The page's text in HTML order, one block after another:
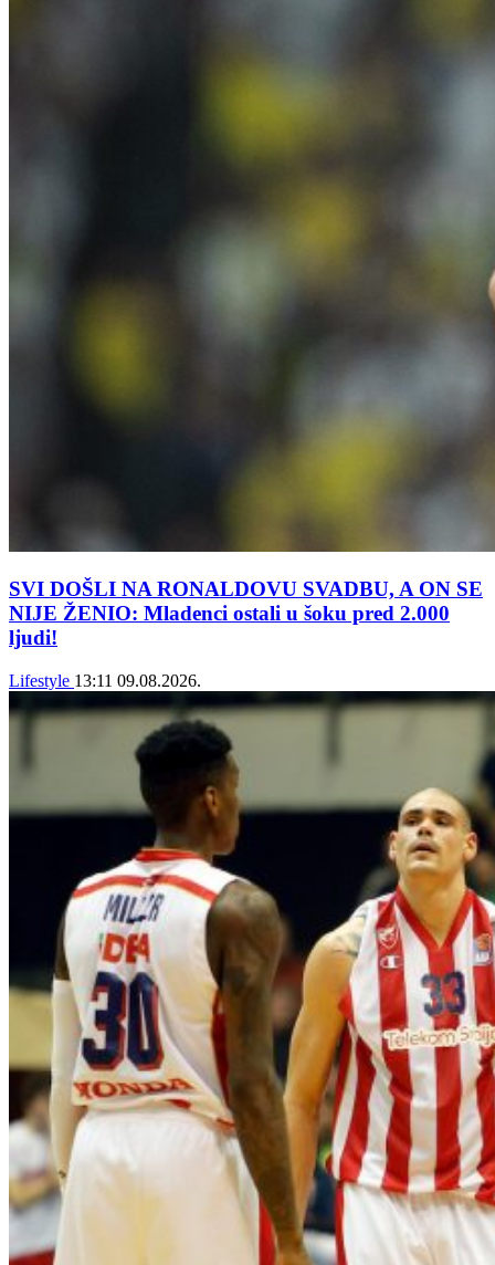
SVI DOŠLI NA RONALDOVU SVADBU, A ON SE
NIJE ŽENIO: Mladenci ostali u šoku pred 2.000
ljudi!
Lifestyle 13:11 09.08.2026.